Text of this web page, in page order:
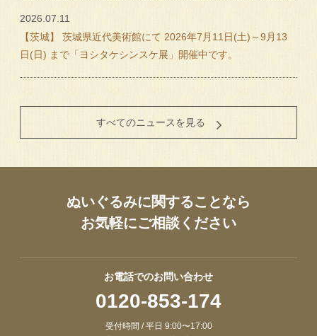
2026.07.11
【茨城】 茨城県近代美術館にて 2026年7月11日(土)～9月13
日(日) まで「ヨシタケシンスケ展」開催中です。
すべてのニュースを見る
ぬいぐるみに関することなら
お気軽にご相談ください
お電話でのお問い合わせ
0120-853-174
受付時間 / 平日 9:00〜17:00